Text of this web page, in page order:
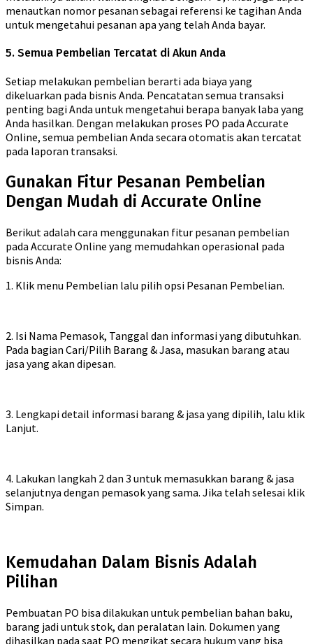
menautkan nomor pesanan sebagai referensi ke tagihan Anda
untuk mengetahui pesanan apa yang telah Anda bayar.
5. Semua Pembelian Tercatat di Akun Anda
Setiap melakukan pembelian berarti ada biaya yang
dikeluarkan pada bisnis Anda. Pencatatan semua transaksi
penting bagi Anda untuk mengetahui berapa banyak laba yang
Anda hasilkan. Dengan melakukan proses PO pada Accurate
Online, semua pembelian Anda secara otomatis akan tercatat
pada laporan transaksi.
Gunakan Fitur Pesanan Pembelian
Dengan Mudah di Accurate Online
Berikut adalah cara menggunakan fitur pesanan pembelian
pada Accurate Online yang memudahkan operasional pada
bisnis Anda:
1. Klik menu Pembelian lalu pilih opsi Pesanan Pembelian.
2. Isi Nama Pemasok, Tanggal dan informasi yang dibutuhkan.
Pada bagian Cari/Pilih Barang & Jasa, masukan barang atau
jasa yang akan dipesan.
3. Lengkapi detail informasi barang & jasa yang dipilih, lalu klik
Lanjut.
4. Lakukan langkah 2 dan 3 untuk memasukkan barang & jasa
selanjutnya dengan pemasok yang sama. Jika telah selesai klik
Simpan.
Kemudahan Dalam Bisnis Adalah
Pilihan
Pembuatan PO bisa dilakukan untuk pembelian bahan baku,
barang jadi untuk stok, dan peralatan lain. Dokumen yang
dihasilkan pada saat PO mengikat secara hukum yang bisa